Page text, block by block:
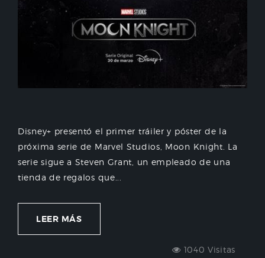
Disney+ presentó el primer tráiler y póster de la
próxima serie de Marvel Studios, Moon Knight. La
serie sigue a Steven Grant, un empleado de una
tienda de regalos que...
LEER MÁS
1040 Visitas